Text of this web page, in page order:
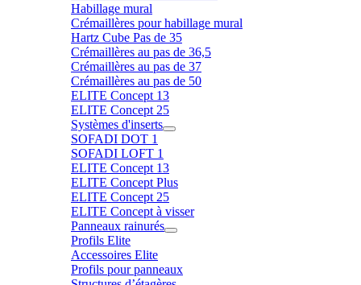
Habillage mural
Crémaillères pour habillage mural
Hartz Cube Pas de 35
Crémaillères au pas de 36,5
Crémaillères au pas de 37
Crémaillères au pas de 50
ELITE Concept 13
ELITE Concept 25
Systèmes d'inserts
SOFADI DOT 1
SOFADI LOFT 1
ELITE Concept 13
ELITE Concept Plus
ELITE Concept 25
ELITE Concept à visser
Panneaux rainurés
Profils Elite
Accessoires Elite
Profils pour panneaux